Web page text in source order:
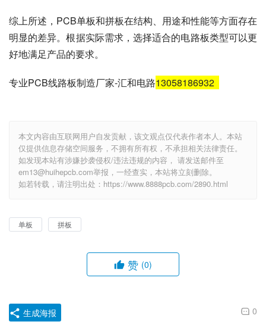
综上所述，PCB单板和拼板在结构、用途和性能等方面存在
明显的差异。根据实际需求，选择适合的电路板类型可以更
好地满足产品的要求。
专业PCB线路板制造厂家-汇和电路13058186932
本文内容由互联网用户自发贡献，该文观点仅代表作者本人。本站
仅提供信息存储空间服务，不拥有所有权，不承担相关法律责任。
如发现本站有涉嫌抄袭侵权/违法违规的内容， 请发送邮件至
em13@huihepcb.com举报，一经查实，本站将立刻删除。
如若转载，请注明出处：https://www.8888pcb.com/2890.html
单板 拼板
赞 (0)
0
生成海报